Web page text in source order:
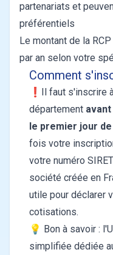
partenariats et
préférentiels
Le montant de la
par an selon votre
Comment
❗️Il faut s'inscrire
département
le premier jour
fois votre
votre numéro
société créée en
utile pour déclarer
cotisations.
💡 Bon à savoir :
simplifiée dédiée